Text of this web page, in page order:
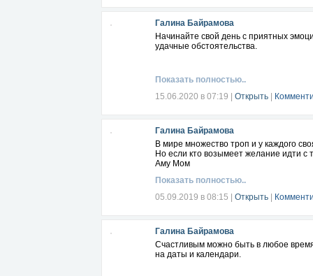
страх,
уныние,
сожаление,
чувство превосходства, и
Все это происходит тогда, когда
Когда же вы ощущаете, что через вас
перестаете спешить,
раздражаться,
упрекать и
обвинять кого-то,
вы помогаете, улучшаете ситуацию.
вы начинаете действовать,
Если у вас есть претензии, вы не
И тогда мир начинает меняться
в первую очередь.
Оставляем на некоторое время,
Копорский чай готов! Приятного
Галина Байрамова
Начинайте свой день с приятных
удачные обстоятельства.
Показать полностью..
15.06.2020 в 07:19
Открыть
Галина Байрамова
В мире множество троп и у каждого
Но если кто возымеет желание идти
Аму Мом
Показать полностью..
05.09.2019 в 08:15
Открыть
Галина Байрамова
Счастливым можно быть в любое
на даты и календари.